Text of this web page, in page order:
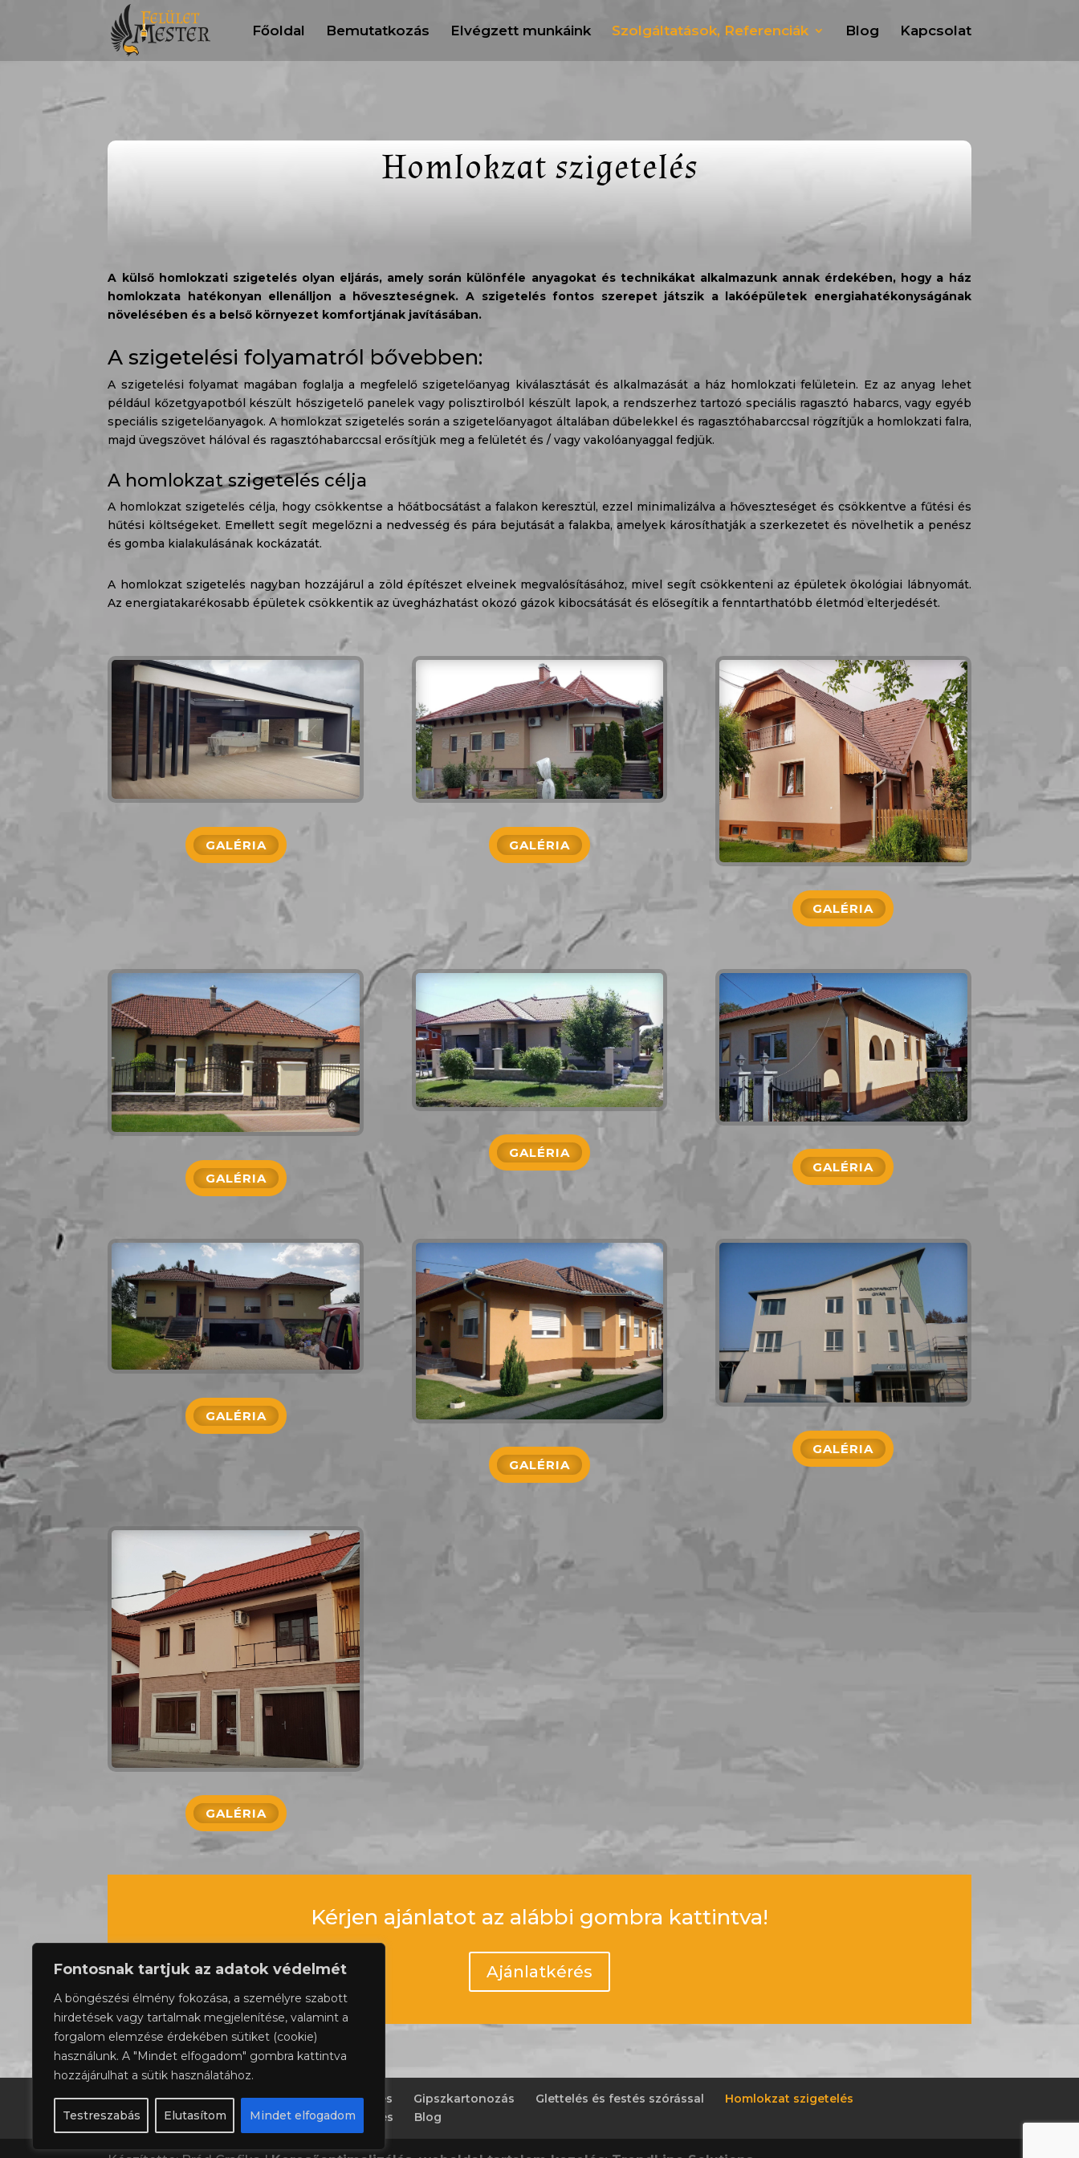
Fontosnak tartjuk az adatok védelmét
A böngészési élmény fokozása, a személyre szabott
hirdetések vagy tartalmak megjelenítése, valamint a
forgalom elemzése érdekében sütiket (cookie)
használunk. A "Mindet elfogadom" gombra kattintva
hozzájárulhat a sütik használatához.
Testreszabás Elutasítom Mindet elfogadom
Főoldal Bemutatkozás Elvégzett munkáink Szolgáltatások, Referenciák Blog Kapcsolat
Homlokzat szigetelés
A külső homlokzati szigetelés olyan eljárás, amely során különféle anyagokat és technikákat alkalmazunk annak érdekében, hogy a ház
homlokzata hatékonyan ellenálljon a hőveszteségnek. A szigetelés fontos szerepet játszik a lakóépületek energiahatékonyságának
növelésében és a belső környezet komfortjának javításában.
A szigetelési folyamatról bővebben:
A szigetelési folyamat magában foglalja a megfelelő szigetelőanyag kiválasztását és alkalmazását a ház homlokzati felületein. Ez az anyag lehet
például kőzetgyapotból készült hőszigetelő panelek vagy polisztirolból készült lapok, a rendszerhez tartozó speciális ragasztó habarcs, vagy egyéb
speciális szigetelőanyagok. A homlokzat szigetelés során a szigetelőanyagot általában dűbelekkel és ragasztóhabarccsal rögzítjük a homlokzati falra,
majd üvegszövet hálóval és ragasztóhabarccsal erősítjük meg a felületét és / vagy vakolóanyaggal fedjük.
A homlokzat szigetelés célja
A homlokzat szigetelés célja, hogy csökkentse a hőátbocsátást a falakon keresztül, ezzel minimalizálva a hőveszteséget és csökkentve a fűtési és
hűtési költségeket. Emellett segít megelőzni a nedvesség és pára bejutását a falakba, amelyek károsíthatják a szerkezetet és növelhetik a penész
és gomba kialakulásának kockázatát.
A homlokzat szigetelés nagyban hozzájárul a zöld építészet elveinek megvalósításához, mivel segít csökkenteni az épületek ökológiai lábnyomát.
Az energiatakarékosabb épületek csökkentik az üvegházhatást okozó gázok kibocsátását és elősegítik a fenntarthatóbb életmód elterjedését.
GALÉRIA GALÉRIA
GALÉRIA
GALÉRIA
GALÉRIA
GALÉRIA
GALÉRIA
GALÉRIA
GALÉRIA
GALÉRIA
Kérjen ajánlatot az alábbi gombra kattintva!
Ajánlatkérés
Acél felületek tűzgátlózása, mázolása Festés Gipszkartonozás Glettelés és festés szórással
Homlokzat szigetelés
Homlokzat festés
Tapétázás és szőnyegezés Blog